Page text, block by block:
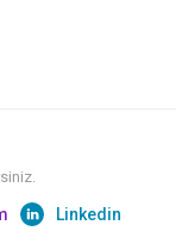
Linkedin